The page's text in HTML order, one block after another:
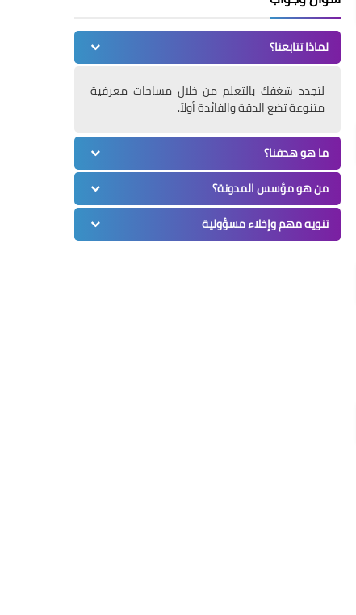
لماذا تتابعنا؟
لتجدد شغفك بالتعلم من خلال مساحات معرفية
متنوعة تضع الدقة والفائدة أولاً.
ما هو هدفنا؟
من هو مؤسس المدونة؟
تنويه مهم وإخلاء مسؤولية